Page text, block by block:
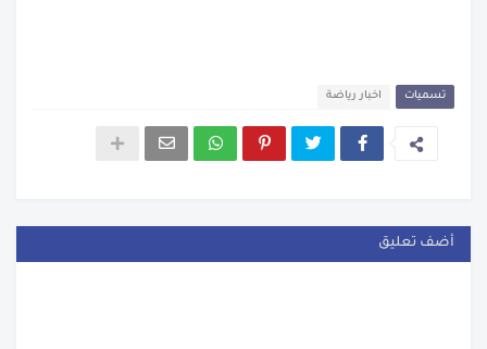
تسميات اخبار رياضة
أضف تعليق